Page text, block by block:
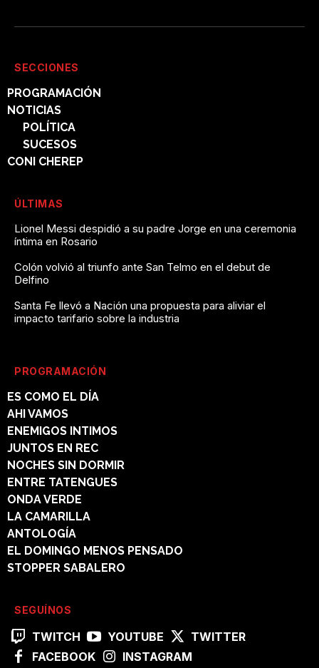
SECCIONES
PROGRAMACIÓN
NOTICIAS
POLÍTICA
SUCESOS
CONI CHEREP
ÚLTIMAS
Lionel Messi despidió a su padre Jorge en una ceremonia
íntima en Rosario
Colón volvió al triunfo ante San Telmo en el debut de
Delfino
Santa Fe llevó a Nación una propuesta para aliviar el
impacto tarifario sobre la industria
PROGRAMACIÓN
ES COMO EL DÍA
AHI VAMOS
ENEMIGOS INTIMOS
JUNTOS EN REC
NOCHES SIN DORMIR
ENTRE TATENGUES
ONDA VERDE
LA CAMARILLA
ANTOLOGÍA
EL DOMINGO MENOS PENSADO
STOPPER SABALERO
SEGUÍNOS
TWITCH YOUTUBE
TWITTER
FACEBOOK
INSTAGRAM